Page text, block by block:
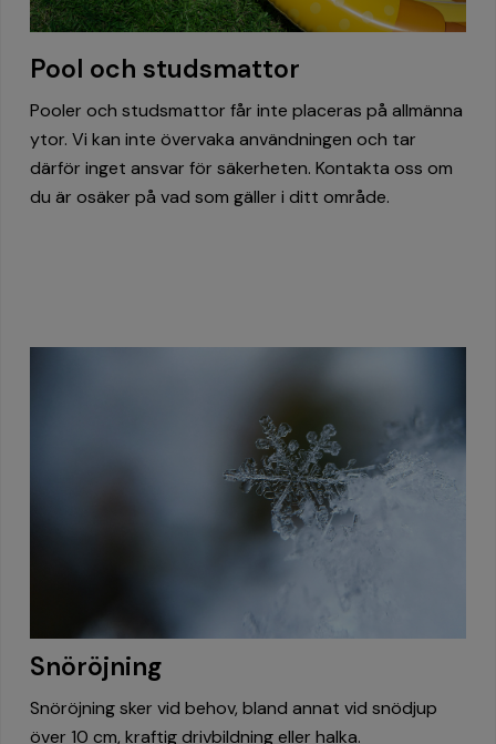
Pool och studsmattor
Pooler och studsmattor får inte placeras på allmänna
ytor. Vi kan inte övervaka användningen och tar
därför inget ansvar för säkerheten. Kontakta oss om
du är osäker på vad som gäller i ditt område.
Snöröjning
Snöröjning sker vid behov, bland annat vid snödjup
över 10 cm, kraftig drivbildning eller halka.